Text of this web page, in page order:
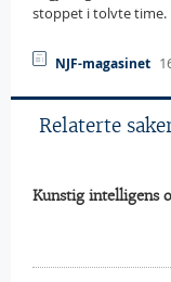
stoppet i tolvte time.
NJF-magasinet
Relaterte
Kunstig intelligens